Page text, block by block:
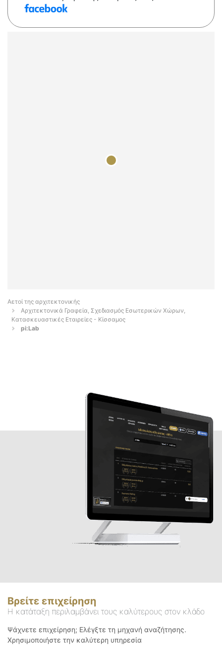
Αετοί της αρχιτεκτονικής
Αρχιτεκτονικά Γραφεία, Σχεδιασμός Εσωτερικών Χώρων,
Κατασκευαστικές Εταιρείες - Κίσσαμος
pi:Lab
Βρείτε επιχείρηση
Η κατάταξη περιλαμβάνει τους καλύτερους στον κλάδο
Ψάχνετε επιχείρηση; Ελέγξτε τη μηχανή αναζήτησης.
Χρησιμοποιήστε την καλύτερη υπηρεσία